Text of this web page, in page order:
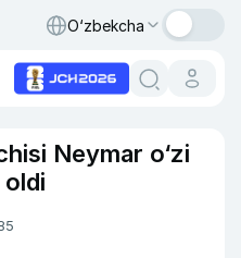
O‘zbekcha
Neymar o‘zi